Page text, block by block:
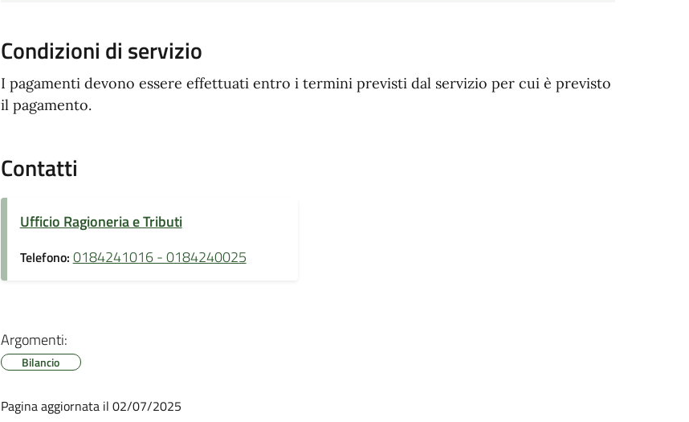
Condizioni di servizio
I pagamenti devono essere effettuati entro i termini previsti dal servizio per cui è previsto
il pagamento.
Contatti
Ufficio Ragioneria e Tributi
Telefono: 0184241016 - 0184240025
Argomenti:
Bilancio
Pagina aggiornata il 02/07/2025